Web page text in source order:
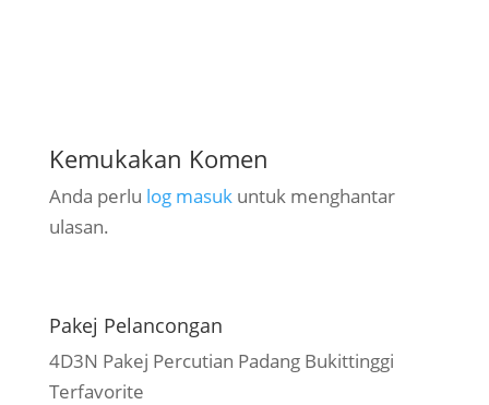
Kemukakan Komen
Anda perlu log masukuntuk menghantar
ulasan.
Pakej Pelancongan
4D3N Pakej Percutian Padang Bukittinggi
Terfavorite